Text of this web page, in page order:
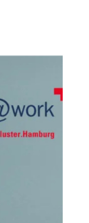
beugen Sie vor,